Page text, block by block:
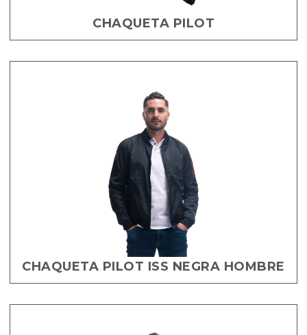
CHAQUETA PILOT
CHAQUETA PILOT ISS NEGRA HOMBRE